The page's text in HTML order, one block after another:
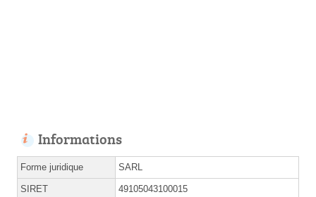
Informations
Forme juridique SARL
SIRET 49105043100015